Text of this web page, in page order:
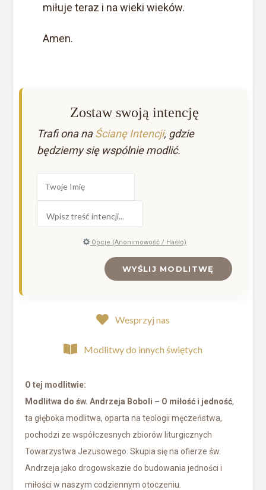
miłuje teraz i na wieki wieków.
Amen.
Zostaw swoją intencję
Trafi ona naŚcianę Intencji, gdzie
będziemy się wspólnie modlić.
Opcje (Anonimowość / Hasło)
WYŚLIJ MODLITWĘ
Wesprzyj nas
Modlitwy do innych świętych
O tej modlitwie:
Modlitwa do św. Andrzeja Boboli – O miłość i jedność,
ta głęboka modlitwa, oparta na teologii męczeństwa,
pochodzi ze współczesnych zbiorów liturgicznych
Towarzystwa Jezusowego. Skupia się na ofierze św.
Andrzeja jako drogowskazie do budowania jedności i
miłości w naszym codziennym otoczeniu.